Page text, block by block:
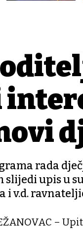
rada
slijedi upis u
i v.d.
–